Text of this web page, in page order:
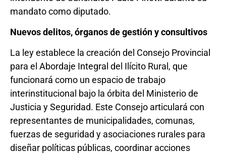
mandato como diputado.
Nuevos delitos, órganos de gestión y consultivos
La ley establece la creación del Consejo Provincial
para el Abordaje Integral del Ilícito Rural, que
funcionará como un espacio de trabajo
interinstitucional bajo la órbita del Ministerio de
Justicia y Seguridad. Este Consejo articulará con
representantes de municipalidades, comunas,
fuerzas de seguridad y asociaciones rurales para
diseñar políticas públicas, coordinar acciones